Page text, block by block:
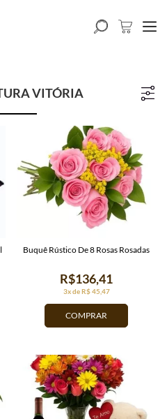
VITÓRIA
COMPRAR
3x de R$ 45,47
R$136,41
Buquê Rústico De 8 Rosas Rosadas